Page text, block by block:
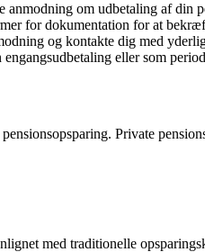
anmodning om udbetaling af din
for dokumentation for at
og kontakte dig med
eller som
Private
med traditionelle